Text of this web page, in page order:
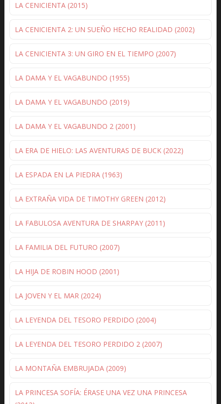
LA CENICIENTA (2015)
LA CENICIENTA 2: UN SUEÑO HECHO REALIDAD (2002)
LA CENICIENTA 3: UN GIRO EN EL TIEMPO (2007)
LA DAMA Y EL VAGABUNDO (1955)
LA DAMA Y EL VAGABUNDO (2019)
LA DAMA Y EL VAGABUNDO 2 (2001)
LA ERA DE HIELO: LAS AVENTURAS DE BUCK (2022)
LA ESPADA EN LA PIEDRA (1963)
LA EXTRAÑA VIDA DE TIMOTHY GREEN (2012)
LA FABULOSA AVENTURA DE SHARPAY (2011)
LA FAMILIA DEL FUTURO (2007)
LA HIJA DE ROBIN HOOD (2001)
LA JOVEN Y EL MAR (2024)
LA LEYENDA DEL TESORO PERDIDO (2004)
LA LEYENDA DEL TESORO PERDIDO 2 (2007)
LA MONTAÑA EMBRUJADA (2009)
LA PRINCESA SOFÍA: ÉRASE UNA VEZ UNA PRINCESA